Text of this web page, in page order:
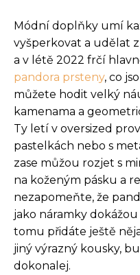
Módní doplňky umí
vyšperkovat a udělat
a v létě 2022 frčí
pandora prsteny, co
můžete hodit velký
kamenama a
Ty letí v oversized
pastelkách nebo s
zase můžou rozjet s
na koženým pásku a
nezapomeňte, že
jako náramky
tomu přidáte ještě
jiný výrazný kousky,
dokonalej.